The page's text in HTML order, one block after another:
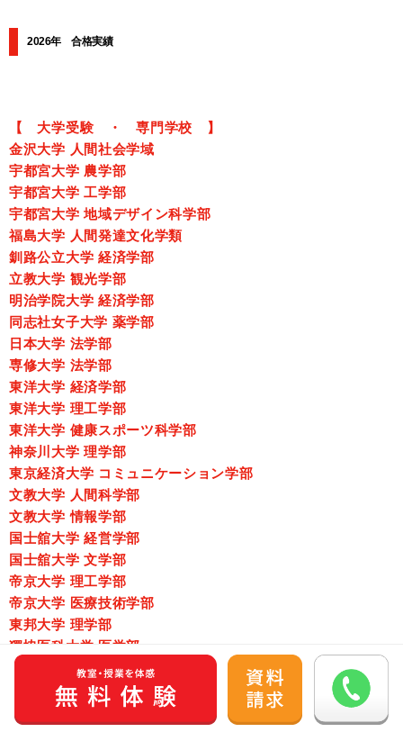
2026年 合格実績
【 大学受験 ・ 専門学校 】
金沢大学 人間社会学域
宇都宮大学 農学部
宇都宮大学 工学部
宇都宮大学 地域デザイン科学部
福島大学 人間発達文化学類
釧路公立大学 経済学部
立教大学 観光学部
明治学院大学 経済学部
同志社女子大学 薬学部
日本大学 法学部
専修大学 法学部
東洋大学 経済学部
東洋大学 理工学部
東洋大学 健康スポーツ科学部
神奈川大学 理学部
東京経済大学 コミュニケーション学部
文教大学 人間科学部
文教大学 情報学部
国士舘大学 経営学部
国士舘大学 文学部
帝京大学 理工学部
帝京大学 医療技術学部
東邦大学 理学部
獨協医科大学 医学部
獨協医科大学 看護学部
国際医療福祉大学 保健医療学部
千葉工業大学 工学部